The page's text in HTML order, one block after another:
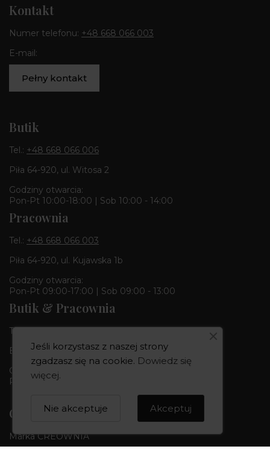
Kontakt
Numer telefonu: +48 668 066 003
E-mail:
Pełny kontakt
Butik
Tel.: +48 668 066 006
Piła 64-920, ul. Witosa 2
Godziny otwarcia:
Pon-Pt 10:00-18:00 | Sob 10:00 - 14:00
Pracownia
Tel.: +48 668 066 003
Piła 64-920, ul. Kujawska 1b
Godziny otwarcia:
Pon-Pt 09:00-17:00 | Sob 09:00 - 13:00
Butik & Pracownia
Tel.:+48 668 680 727
Bydgoszcz 85-010, ul. Dworcowa 6
Godziny otwarcia:
Pon-Pt 10:00-18:00 | Sob 10:00 - 14:00
CREOWNIA
Marka CREOWNIA
Jeśli korzystasz z naszej strony
zgadzasz się na cookie. Dowiedz się
więcej.
Akceptuj
Nie akceptuje